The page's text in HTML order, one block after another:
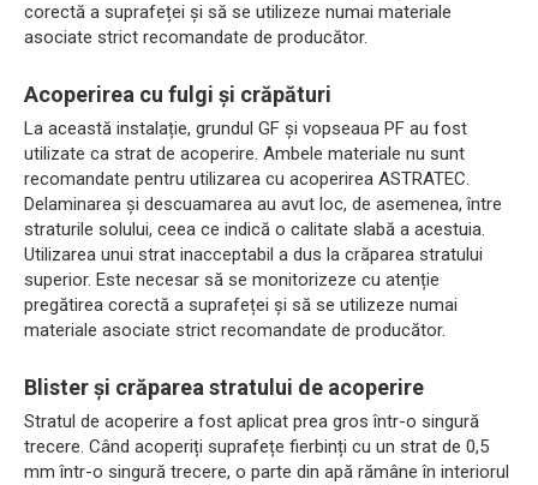
corectă a suprafeței și să se utilizeze numai materiale
asociate strict recomandate de producător.
Acoperirea cu fulgi și crăpături
La această instalație, grundul GF și vopseaua PF au fost
utilizate ca strat de acoperire. Ambele materiale nu sunt
recomandate pentru utilizarea cu acoperirea ASTRATEC.
Delaminarea și descuamarea au avut loc, de asemenea, între
straturile solului, ceea ce indică o calitate slabă a acestuia.
Utilizarea unui strat inacceptabil a dus la crăparea stratului
superior. Este necesar să se monitorizeze cu atenție
pregătirea corectă a suprafeței și să se utilizeze numai
materiale asociate strict recomandate de producător.
Blister și crăparea stratului de acoperire
Stratul de acoperire a fost aplicat prea gros într-o singură
trecere. Când acoperiți suprafețe fierbinți cu un strat de 0,5
mm într-o singură trecere, o parte din apă rămâne în interiorul